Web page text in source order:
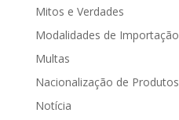
Mitos e Verdades
Modalidades de Importação
Multas
Nacionalização de Produtos
Notícia